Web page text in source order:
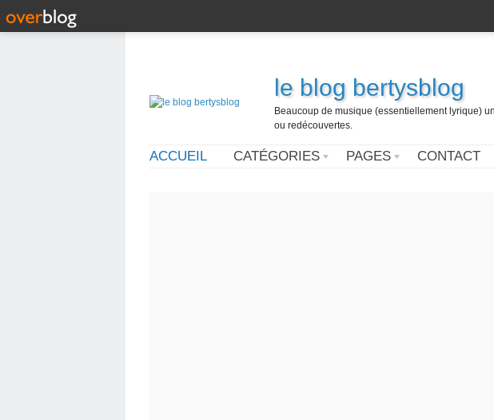
le blog bertysblog
Beaucoup de musique (essentiellement lyrique)
ou redécouvertes.
ACCUEIL CATÉGORIES PAGES CONTACT